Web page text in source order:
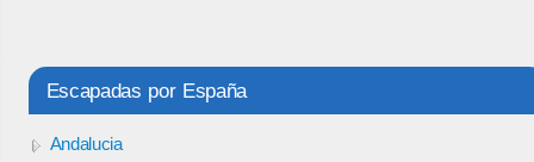
Escapadas por España
Andalucia